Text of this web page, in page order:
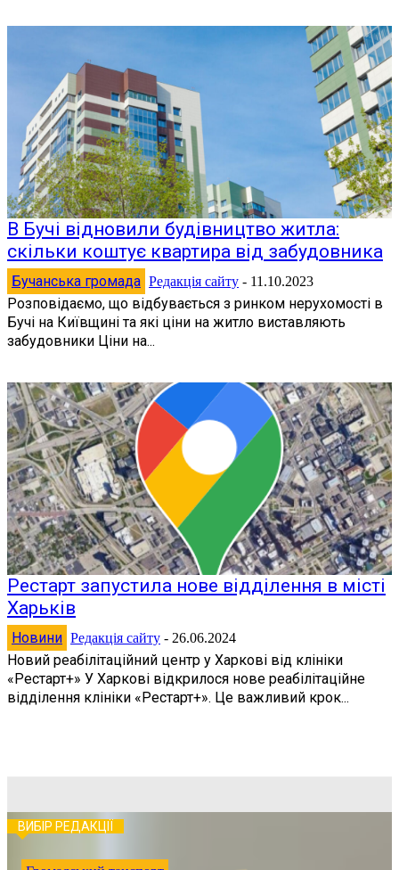
В Бучі відновили будівництво житла:
скільки коштує квартира від забудовника
Бучанська громада Редакція сайту - 11.10.2023
Розповідаємо, що відбувається з ринком нерухомості в
Бучі на Київщині та які ціни на житло виставляють
забудовники Ціни на...
Рестарт запустила нове відділення в місті
Харьків
Новини Редакція сайту - 26.06.2024
Новий реабілітаційний центр у Харкові від клініки
«Рестарт+» У Харкові відкрилося нове реабілітаційне
відділення клініки «Рестарт+». Це важливий крок...
ВИБІР РЕДАКЦІЇ